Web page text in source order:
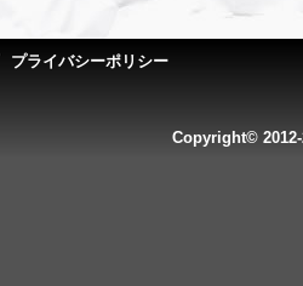
プライバシーポリシー
Copyright©